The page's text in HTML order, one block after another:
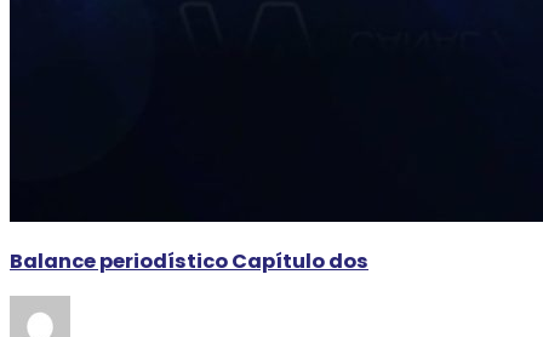
Balance periodístico Capítulo dos